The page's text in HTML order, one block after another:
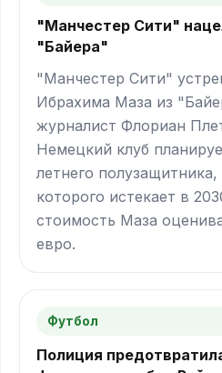
"Манчестер Сити"
"Байера"
"Манчестер Сити"
Ибрахима Маза из
журналист Флориан
Немецкий клуб
летнего полузащитника,
которого истекает в
стоимость Маза
евро.
Футбол
Полиция